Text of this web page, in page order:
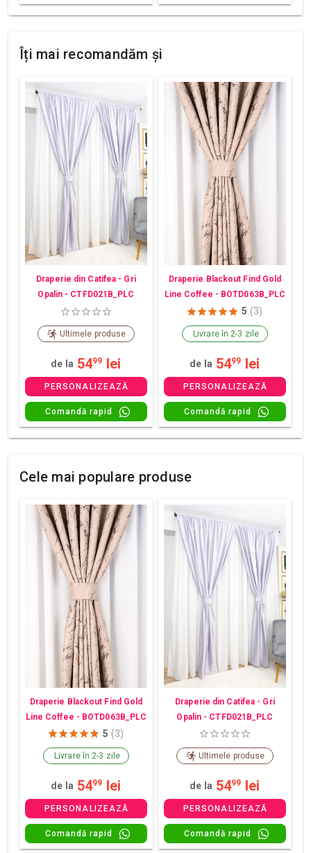
Îți mai recomandăm și
Draperie din Catifea - Gri
Opalin - CTFD021B_PLC
Ultimele produse
de la 5499 lei
PERSONALIZEAZĂ
Comandă rapid
Draperie Blackout Find Gold
Line Coffee - BOTD063B_PLC
5 (3)
Livrare în 2-3 zile
de la 5499 lei
PERSONALIZEAZĂ
Comandă rapid
Cele mai populare produse
Draperie Blackout Find Gold
Line Coffee - BOTD063B_PLC
5 (3)
Livrare în 2-3 zile
de la 5499 lei
PERSONALIZEAZĂ
Comandă rapid
Draperie din Catifea - Gri
Opalin - CTFD021B_PLC
Ultimele produse
de la 5499 lei
PERSONALIZEAZĂ
Comandă rapid